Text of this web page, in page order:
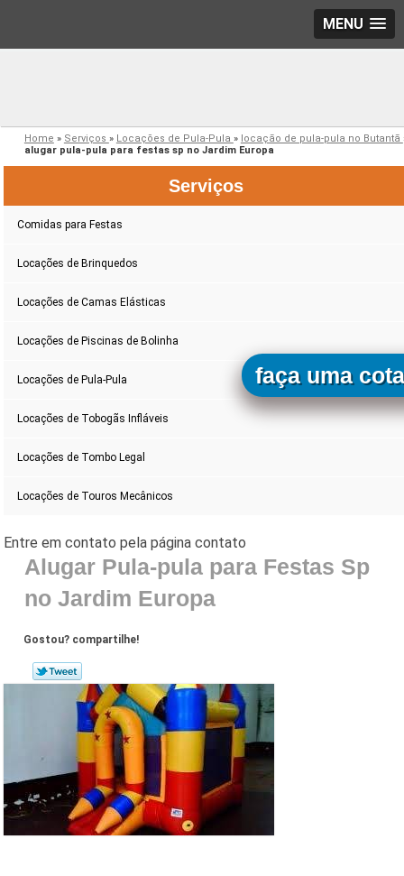
MENU
Home » Serviços » Locações de Pula-Pula » locação de pula-pula no Butantã
alugar pula-pula para festas sp no Jardim Europa
Serviços
Comidas para Festas
Locações de Brinquedos
Locações de Camas Elásticas
Locações de Piscinas de Bolinha
Locações de Pula-Pula
Locações de Tobogãs Infláveis
Locações de Tombo Legal
Locações de Touros Mecânicos
Alugar Pula-pula para Festas Sp
no Jardim Europa
Gostou? compartilhe!
faça uma